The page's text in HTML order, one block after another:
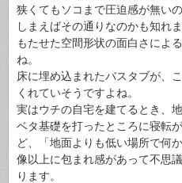
狭くてもソコまで圧迫感が無い
しまえばその通りなのかも知れ
もたせた空間形状の面白さによ
ね。
床に埋め込まれたバスタブが、
くれていそうですよね。
実はウチの自宅を建てるとき、
ベタ基礎を打ったところに寝転
ど、「地面よりも低い場所で何
像以上に包まれ感があって不思
ります。